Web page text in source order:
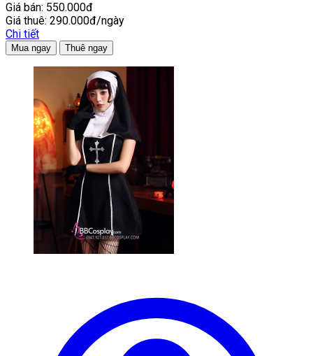
Giá bán: 550.000đ
Giá thuê: 290.000đ/ngày
Chi tiết
Mua ngay Thuê ngay